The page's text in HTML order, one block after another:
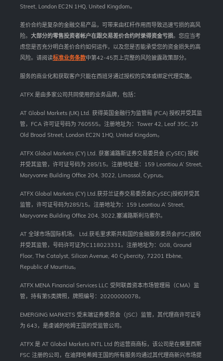
Street, London EC2N 1HQ, United Kingdom。
差价合约是复杂的金融交易产品，可带来由杠杆作用而导致迅速亏损的高风
险。 大部分的零售投资者帐户在跟交易差价合约时录得资金亏损。您应当考
虑您是否充分明白差价合约如何运作，以及您是否能承受您的资金损失的高
风险。请阅读标准业务条款中第42-45页上完整的风险披露政策部分。
服务的商业化和获取客户只能在西班牙通过授权的实体或绑定代理实施。
ATFX 是由多家公司共同使用的业务品牌，包括：
AT Global Markets (UK) Ltd. 获得英国金融行为监管局 (FCA) 授权并受其监
管，FCA 许可证号码为 760555。注册地址为：Tower 42, Leaf 35C, 25
Old Broad Street, London EC2N 1HQ, United Kingdom。
ATFX Global Markets (CY) Ltd. 获塞浦路斯证券交易委员会 (CySEC) 授权
并受其监管，许可证号码为 285/15。注册地址是：159 Leontiou A’ Street,
Maryvonne Building Office 204, 3022, Limassol, Cyprus。
ATFX Global Markets (CY) Ltd.获芬兰证券交易委员会(CySEC)授权并受其
监管，许可证号码为285/15。注册地址为：159 Leontiou A’ Street,
Maryvonne Building Office 204, 3022,塞浦路斯利马索尔。
AT 全球市场国际机场。 Ltd.获毛里求斯共和国的金融服务委员会(FSC)授权
并受其监管，号码许可证为C118023331。注册地址为：G08, Ground
Floor, The Catalyst, Silicon Avenue, 40 Cybercity, 72201 Ebène,
Republic of Mauritius。
ATFX MENA Financial Services LLC 受阿联酋资本市场管理局（CMA）监
管，持有第5类牌照，牌照编号：20200000078。
EMERGING MARKETS 受末端证券委员会（JSC）监管，其代理商许可证号
为 643，是虔诚的哈姆王国的受监管公司。
ATFX 是 AT Global Markets INTL Ltd 的运营商商标，该公司是在模里西斯
FSC 注册的公司，在迪拜哈希姆王国的所有服务均通过其代理商新兴市场提